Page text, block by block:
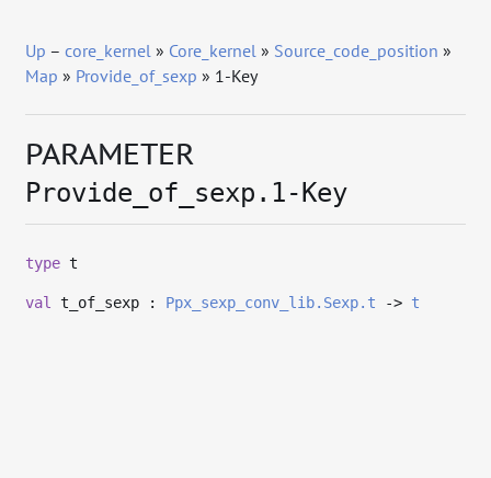
Up –core_kernel » Core_kernel » Source_code_position »
Map » Provide_of_sexp » 1-Key
PARAMETER
Provide_of_sexp.1-Key
type t
val t_of_sexp : Ppx_sexp_conv_lib.Sexp.t -> t